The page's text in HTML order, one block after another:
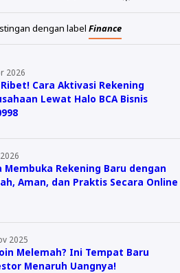
dengan label Finance
2026
Ribet! Cara Aktivasi Rekening
Lewat Halo BCA Bisnis
Membuka Rekening Baru dengan
Aman, dan Praktis Secara Online
2025
Melemah? Ini Tempat Baru
Menaruh Uangnya!